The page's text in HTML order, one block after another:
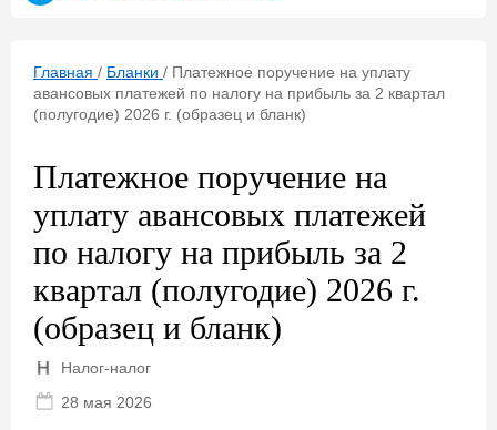
Главная / Бланки / Платежное поручение на уплату
авансовых платежей по налогу на прибыль за 2 квартал
(полугодие) 2026 г. (образец и бланк)
Платежное поручение на
уплату авансовых платежей
по налогу на прибыль за 2
квартал (полугодие) 2026 г.
(образец и бланк)
Налог-налог
28 мая 2026